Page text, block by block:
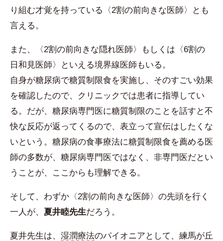
り組む才覚を持っている〈2割の前向きな医師〉とも
言える。
また、〈2割の前向きな隠れ医師〉もしくは〈6割の
日和見医師〉といえる境界線医師もいる。
自身が糖尿病で糖質制限食を実施し、そのすごい効果
を確認したので、クリニックでは患者に指導してい
る。だが、糖尿病専門医に糖質制限のことを話すと不
快な反応が返ってくるので、表立って宣伝はしたくな
いという。糖尿病の食事療法に糖質制限食を薦める医
師の多数が、糖尿病専門医ではなく、非専門医だとい
うことが、ここからも理解できる。
そして、わずか〈2割の前向きな医師〉の先頭を行く
一人が、 夏井睦先生だろう。
夏井先生は、 湿潤療法のパイオニアとして、練馬が丘